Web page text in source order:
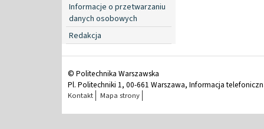
Informacje o przetwarzaniu
danych osobowych
Redakcja
© Politechnika Warszawska
Pl. Politechniki 1, 00-661 Warszawa, Informacja
Kontakt Mapa strony